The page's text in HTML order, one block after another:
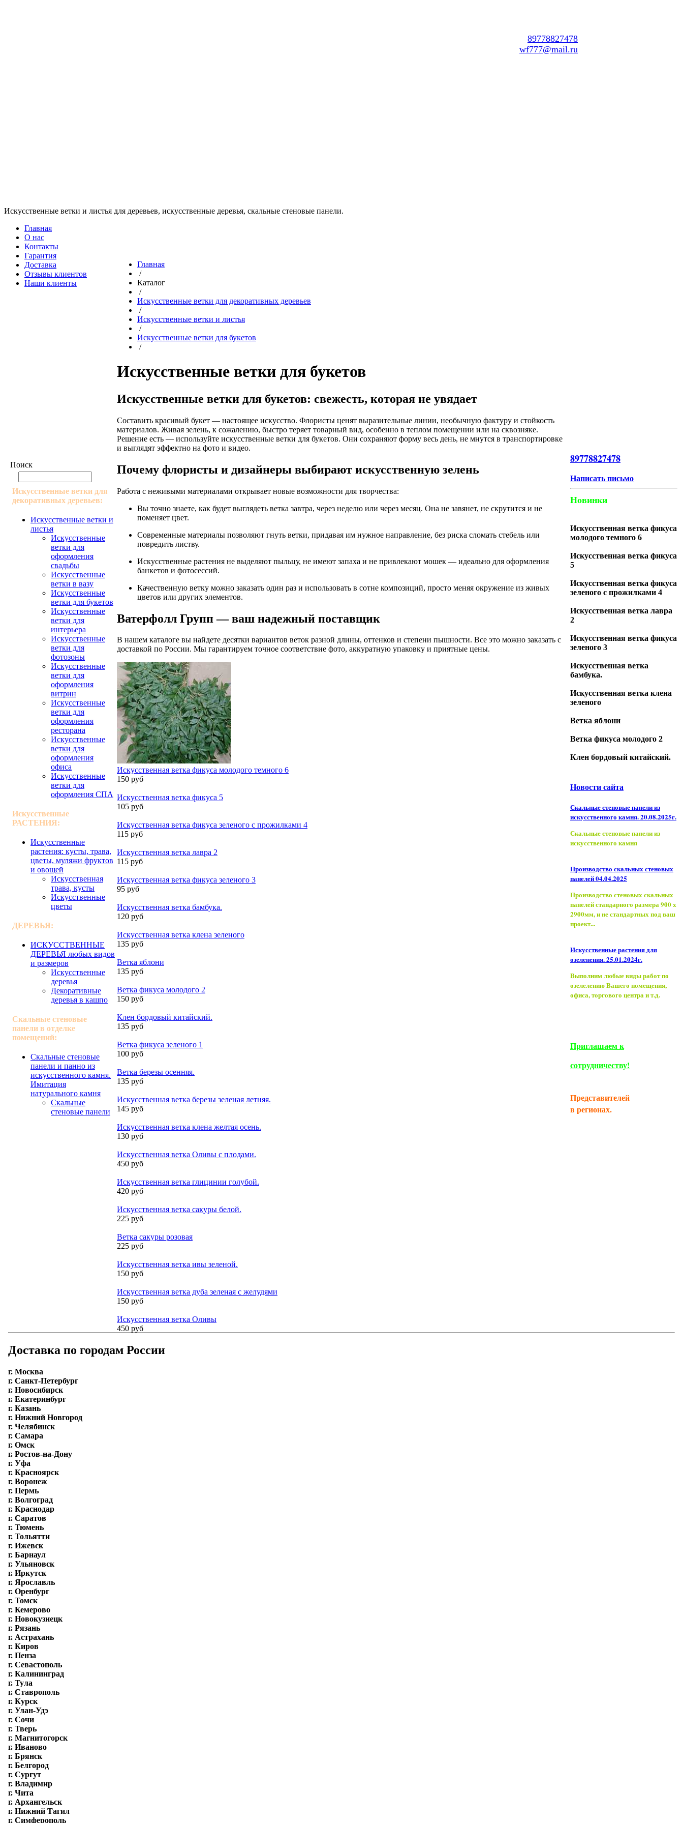
Искусственные ветки и листья для деревьев, искусственные деревья, скальные стеновые панели.
89778827478
wf777@mail.ru
Главная
О нас
Контакты
Гарантия
Доставка
Отзывы клиентов
Наши клиенты
Поиск
Искусственные ветки для
декоративных деревьев:
Искусственные ветки и
листья
Искусственные
ветки для
оформления
свадьбы
Искусственные
ветки в вазу
Искусственные
ветки для букетов
Искусственные
ветки для
интерьера
Искусственные
ветки для
фотозоны
Искусственные
ветки для
оформления
витрин
Искусственные
ветки для
оформления
ресторана
Искусственные
ветки для
оформления
офиса
Искусственные
ветки для
оформления СПА
Искусственные
РАСТЕНИЯ:
Искусственные
растения: кусты, трава,
цветы, муляжи фруктов
и овощей
Искусственная
трава, кусты
Искусственные
цветы
ДЕРЕВЬЯ:
ИСКУССТВЕННЫЕ
ДЕРЕВЬЯ любых видов
и размеров
Искусственные
деревья
Декоративные
деревья в кашпо
Скальные стеновые
панели в отделке
помещений:
Скальные стеновые
панели и панно из
искусственного камня.
Имитация
натурального камня
Скальные
стеновые панели
Главная
/
Каталог
/
Искусственные ветки для декоративных деревьев
/
Искусственные ветки и листья
/
Искусственные ветки для букетов
/
Искусственные ветки для букетов
Искусственные ветки для букетов: свежесть, которая не увядает
Составить красивый букет — настоящее искусство. Флористы ценят выразительные линии, необычную фактуру и стойкость
материалов. Живая зелень, к сожалению, быстро теряет товарный вид, особенно в теплом помещении или на сквозняке.
Решение есть — используйте искусственные ветки для букетов. Они сохраняют форму весь день, не мнутся в транспортировке
и выглядят эффектно на фото и видео.
Почему флористы и дизайнеры выбирают искусственную зелень
Работа с неживыми материалами открывает новые возможности для творчества:
Вы точно знаете, как будет выглядеть ветка завтра, через неделю или через месяц. Она не завянет, не скрутится и не
поменяет цвет.
Современные материалы позволяют гнуть ветки, придавая им нужное направление, без риска сломать стебель или
повредить листву.
Искусственные растения не выделяют пыльцу, не имеют запаха и не привлекают мошек — идеально для оформления
банкетов и фотосессий.
Качественную ветку можно заказать один раз и использовать в сотне композиций, просто меняя окружение из живых
цветов или других элементов.
Ватерфолл Групп — ваш надежный поставщик
В нашем каталоге вы найдете десятки вариантов веток разной длины, оттенков и степени пышности. Все это можно заказать с
доставкой по России. Мы гарантируем точное соответствие фото, аккуратную упаковку и приятные цены.
Искусственная ветка фикуса молодого темного 6
150 руб
Искусственная ветка фикуса 5
105 руб
Искусственная ветка фикуса зеленого с прожилками 4
115 руб
Искусственная ветка лавра 2
115 руб
Искусственная ветка фикуса зеленого 3
95 руб
Искусственная ветка бамбука.
120 руб
Искусственная ветка клена зеленого
135 руб
Ветка яблони
135 руб
Ветка фикуса молодого 2
150 руб
Клен бордовый китайский.
135 руб
Ветка фикуса зеленого 1
100 руб
Ветка березы осенняя.
135 руб
Искусственная ветка березы зеленая летняя.
145 руб
Искусственная ветка клена желтая осень.
130 руб
Искусственная ветка Оливы с плодами.
450 руб
Искусственная ветка глицинии голубой.
420 руб
Искусственная ветка сакуры белой.
225 руб
Ветка сакуры розовая
225 руб
Искусственная ветка ивы зеленой.
150 руб
Искусственная ветка дуба зеленая с желудями
150 руб
Искусственная ветка Оливы
450 руб
89778827478
Написать письмо
Новинки
Искусственная ветка фикуса
молодого темного 6
Искусственная ветка фикуса
5
Искусственная ветка фикуса
зеленого с прожилками 4
Искусственная ветка лавра
2
Искусственная ветка фикуса
зеленого 3
Искусственная ветка
бамбука.
Искусственная ветка клена
зеленого
Ветка яблони
Ветка фикуса молодого 2
Клен бордовый китайский.
Новости сайта
Скальные стеновые панели из
искусственного камня. 20.08.2025г.
Скальные стеновые панели из
искусственного камня
Производство скальных стеновых
панелей 04.04.2025
Производство стеновых скальных
панелей стандарного размера 900 х
2900мм, и не стандартных под ваш
проект...
Искусственные растения для
озеленения. 25.01.2024г.
Выполним любые виды работ по
озелелению Вашего помещения,
офиса, торгового центра и т.д.
Приглашаем к
сотрудничеству!
Представителей
в регионах.
Доставка по городам России
г. Москва
г. Санкт-Петербург
г. Новосибирск
г. Екатеринбург
г. Казань
г. Нижний Новгород
г. Челябинск
г. Самара
г. Омск
г. Ростов-на-Дону
г. Уфа
г. Красноярск
г. Воронеж
г. Пермь
г. Волгоград
г. Краснодар
г. Саратов
г. Тюмень
г. Тольятти
г. Ижевск
г. Барнаул
г. Ульяновск
г. Иркутск
г. Ярославль
г. Оренбург
г. Томск
г. Кемерово
г. Новокузнецк
г. Рязань
г. Астрахань
г. Киров
г. Пенза
г. Севастополь
г. Калининград
г. Тула
г. Ставрополь
г. Курск
г. Улан-Удэ
г. Сочи
г. Тверь
г. Магнитогорск
г. Иваново
г. Брянск
г. Белгород
г. Сургут
г. Владимир
г. Чита
г. Архангельск
г. Нижний Тагил
г. Симферополь